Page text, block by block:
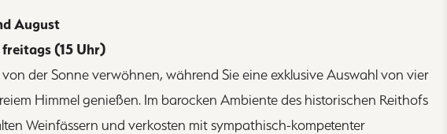
August
(15 Uhr)
von der Sonne verwöhnen, während Sie eine exklusive Auswahl von vier
Himmel genießen. Im barocken Ambiente des historischen Reithofs
Weinfässern und verkosten mit sympathisch-kompetenter